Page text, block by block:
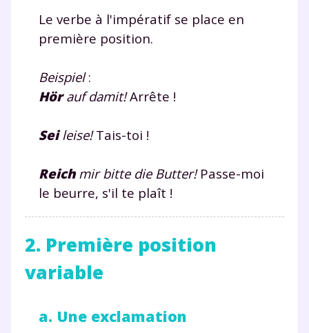
Le verbe à l'impératif se place en
première position.
Beispiel:
Hörauf damit!Arrête !
Seileise!Tais-toi !
Reichmir bitte die Butter!Passe-moi
le beurre, s'il te plaît !
2. Première position
variable
a. Une exclamation